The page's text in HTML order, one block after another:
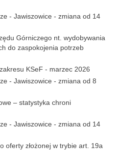
- Jawiszowice - zmiana od 14
Górniczego nt. wydobywania
do zaspokojenia potrzeb
KSeF - marzec 2026
- Jawiszowice - zmiana od 8
– statystyka chroni
- Jawiszowice - zmiana od 14
oferty złożonej w trybie art. 19a